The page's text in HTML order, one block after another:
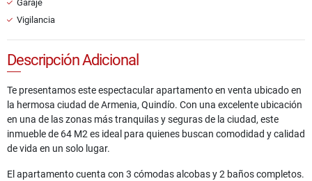
Garaje
Vigilancia
Descripción Adicional
Te presentamos este espectacular apartamento en venta ubicado en
la hermosa ciudad de Armenia, Quindío. Con una excelente ubicación
en una de las zonas más tranquilas y seguras de la ciudad, este
inmueble de 64 M2 es ideal para quienes buscan comodidad y calidad
de vida en un solo lugar.
El apartamento cuenta con 3 cómodas alcobas y 2 baños completos.